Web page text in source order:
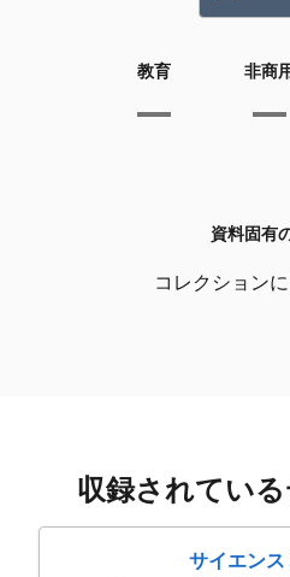
教育 非商
資料固有
コレクション
収録されてい
サイエンス